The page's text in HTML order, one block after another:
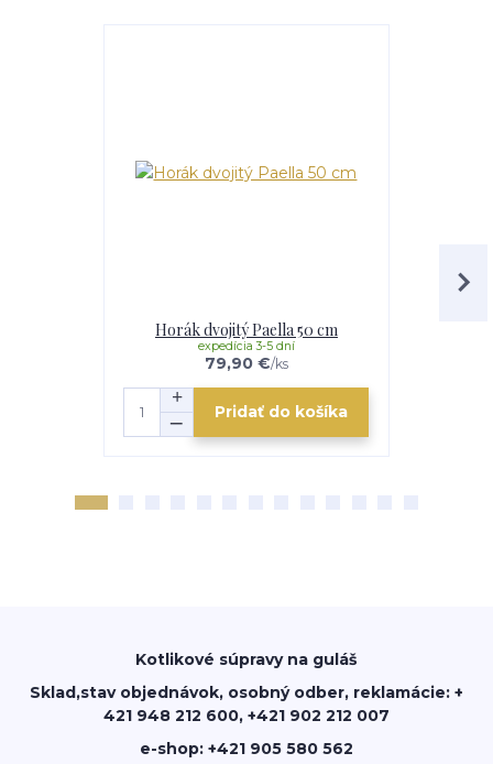
Horák dvojitý Paella 50 cm
79,90 €/ks
expedícia 3-5 dní
Pridať do košíka
Kotlikové súpravy na guláš
Sklad,stav objednávok, osobný odber, reklamácie: +
421 948 212 600, +421 902 212 007
e-shop: +421 905 580 562